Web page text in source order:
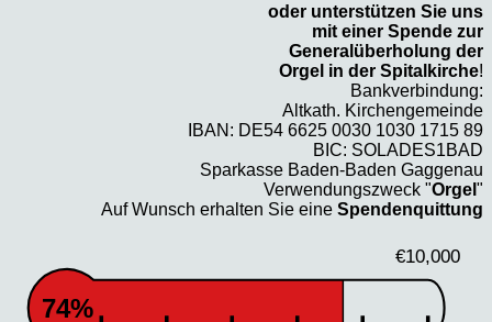
oder unterstützen Sie uns
mit einer Spende zur
Generalüberholung der
Orgel in der Spitalkirche!
Bankverbindung:
Altkath. Kirchengemeinde
IBAN: DE54 6625 0030 1030 1715 89
BIC: SOLADES1BAD
Sparkasse Baden-Baden Gaggenau
Verwendungszweck "Orgel "
Auf Wunsch erhalten Sie eine Spendenquittung
€10,000
74%